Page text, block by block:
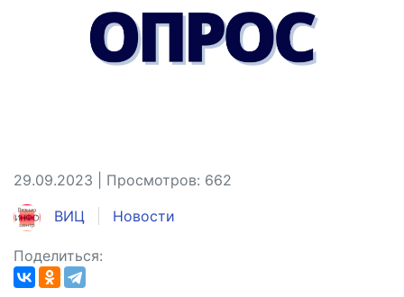
29.09.2023 | Просмотров: 662
ВИЦ Новости
Поделиться: